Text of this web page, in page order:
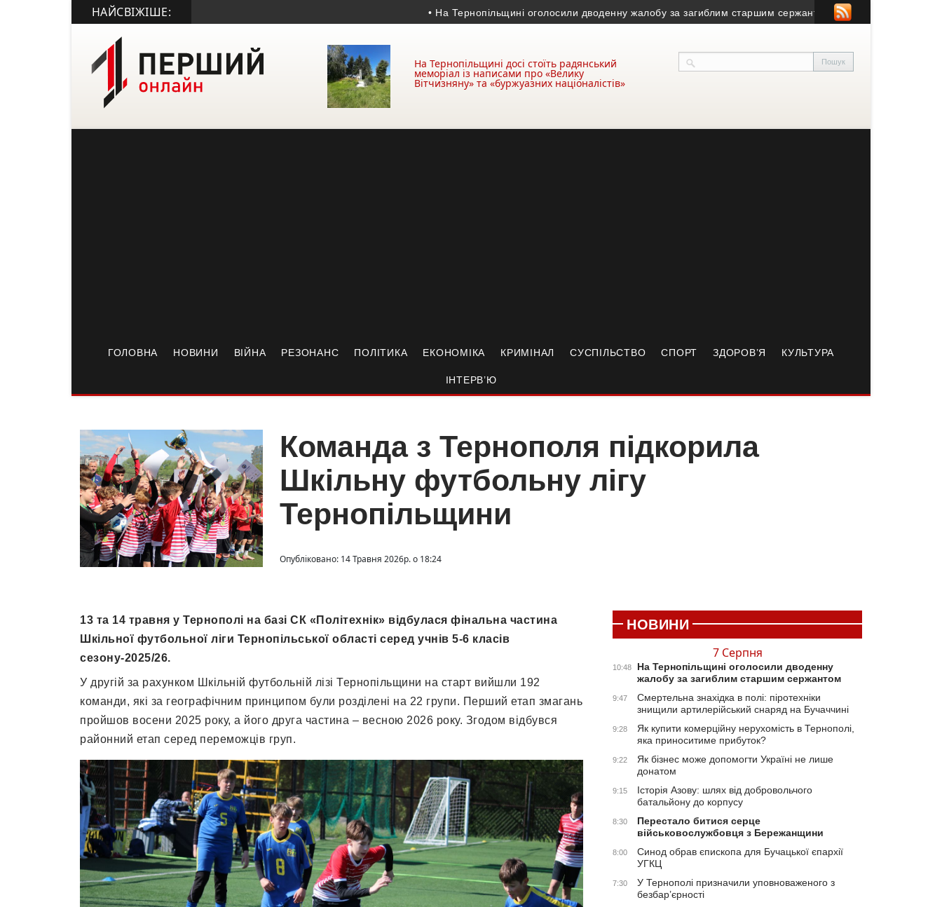
НАЙСВІЖІШЕ: • На Тернопільщині оголосили дводенну жалобу за загиблим старшим сержантом • Смертельна знахідка в
На Тернопільщині досі стоїть радянський
меморіал із написами про «Велику
Вітчизняну» та «буржуазних націоналістів»
ГОЛОВНА НОВИНИ ВІЙНА РЕЗОНАНС ПОЛІТИКА ЕКОНОМІКА КРИМІНАЛ СУСПІЛЬСТВО СПОРТ ЗДОРОВ’Я КУЛЬТУРА
ІНТЕРВ’Ю
Команда з Тернополя підкорила
Шкільну футбольну лігу
Тернопільщини
Опубліковано: 14 Травня 2026р. о 18:24
13 та 14 травня у Тернополі на базі СК «Політехнік» відбулася фінальна частина
Шкільної футбольної ліги Тернопільської області серед учнів 5-6 класів
сезону-2025/26.
У другій за рахунком Шкільній футбольній лізі Тернопільщини на старт вийшли 192
команди, які за географічним принципом були розділені на 22 групи. Перший етап змагань
пройшов восени 2025 року, а його друга частина – весною 2026 року. Згодом відбувся
районний етап серед переможців груп.
НОВИНИ
7 Серпня
10:48
На Тернопільщині оголосили дводенну
жалобу за загиблим старшим сержантом
9:47
Смертельна знахідка в полі: піротехніки
знищили артилерійський снаряд на Бучаччині
9:28
Як купити комерційну нерухомість в Тернополі,
яка приноситиме прибуток?
9:22
Як бізнес може допомогти Україні не лише
донатом
9:15
Історія Азову: шлях від добровольчого
батальйону до корпусу
8:30
Перестало битися серце
військовослужбовця з Бережанщини
8:00
Синод обрав єпископа для Бучацької єпархії
УГКЦ
7:30
У Тернополі призначили уповноваженого з
безбар’єрності